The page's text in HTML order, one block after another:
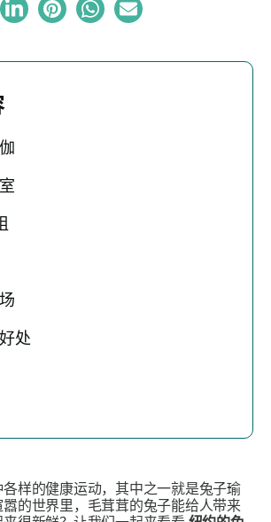
处
样的健康运动，其中之一就是兔子瑜
的世界里，毛茸茸的兔子能给人带来